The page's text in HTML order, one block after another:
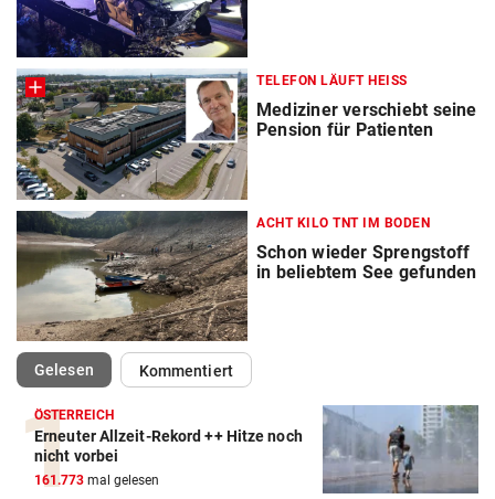
TELEFON LÄUFT HEISS
Mediziner verschiebt seine
Pension für Patienten
ACHT KILO TNT IM BODEN
Schon wieder Sprengstoff
in beliebtem See gefunden
Gelesen(ausgewählt)Kommentiert
ÖSTERREICH
Erneuter Allzeit-Rekord ++ Hitze noch
nicht vorbei
161.773 mal gelesen